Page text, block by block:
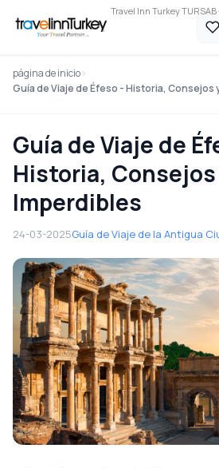
Travel Inn Turkey TURSAB
página de inicio
Guía de Viaje de Éfeso - Historia, Consejos
Guía de Viaje de
Historia,
Imperdibles
24-03-2025Guía de Viaje de la Antigua